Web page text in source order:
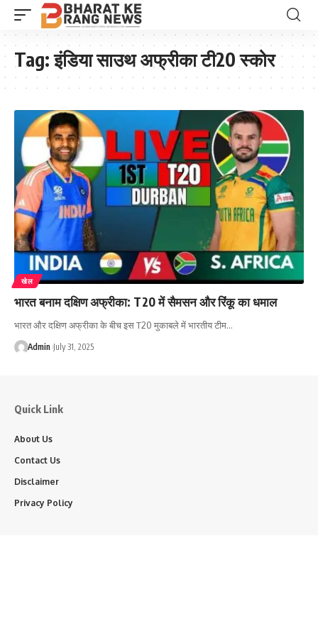
Tag:इंडिया साउथ अफ्रीका टी20 स्कोर
खेल
भारत बनाम दक्षिण अफ्रीका: T20 में सैमसन और रिंकू का धमाल
भारत और दक्षिण अफ्रीका के बीच इस T20 मुकाबले में भारतीय टीम…
Admin July 31, 2025
Quick Link
About Us
Contact Us
Disclaimer
Privacy Policy